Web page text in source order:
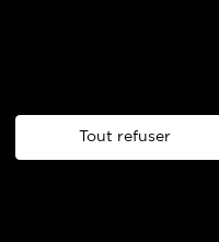
Tout refuser